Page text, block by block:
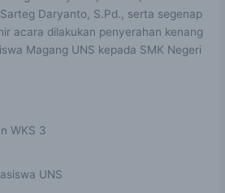
Daryanto, S.Pd., serta segenap
acara dilakukan penyerahan kenang
Magang UNS kepada SMK Negeri
WKS 3